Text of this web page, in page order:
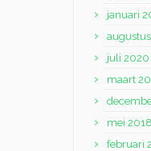
januari
juli 2020
maart
mei 2018
februari